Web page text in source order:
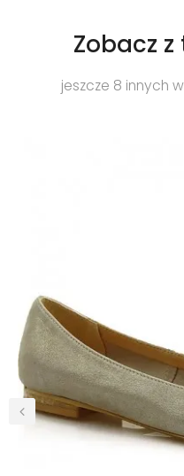
Zobacz
jeszcze 8 innych